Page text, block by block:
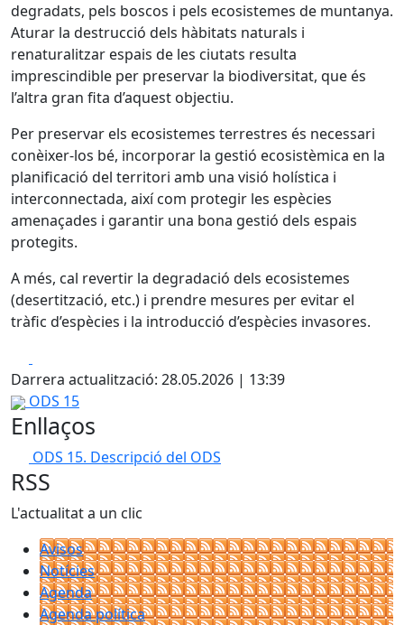
degradats, pels boscos i pels ecosistemes de muntanya.
Aturar la destrucció dels hàbitats naturals i
renaturalitzar espais de les ciutats resulta
imprescindible per preservar la biodiversitat, que és
l’altra gran fita d’aquest objectiu.
Per preservar els ecosistemes terrestres és necessari
conèixer-los bé, incorporar la gestió ecosistèmica en la
planificació del territori amb una visió holística i
interconnectada, així com protegir les espècies
amenaçades i garantir una bona gestió dels espais
protegits.
A més, cal revertir la degradació dels ecosistemes
(desertització, etc.) i prendre mesures per evitar el
tràfic d’espècies i la introducció d’espècies invasores.
Darrera actualització: 28.05.2026 | 13:39
ODS 15
Enllaços
ODS 15. Descripció del ODS
RSS
L'actualitat a un clic
Avisos
Notícies
Agenda
Agenda política